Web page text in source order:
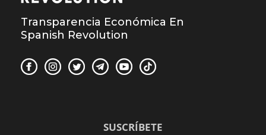
Transparencia Económica En
Spanish Revolution
SUSCRÍBETE